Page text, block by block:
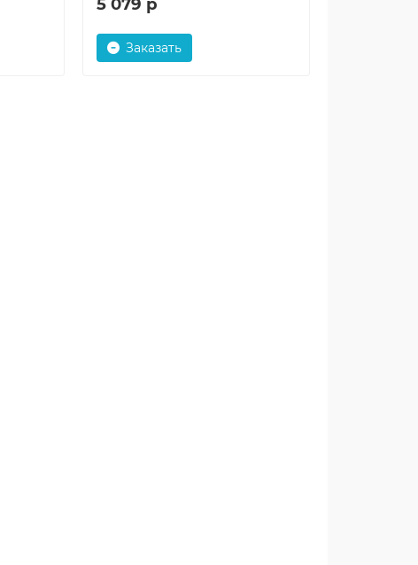
5 079 р
Заказать